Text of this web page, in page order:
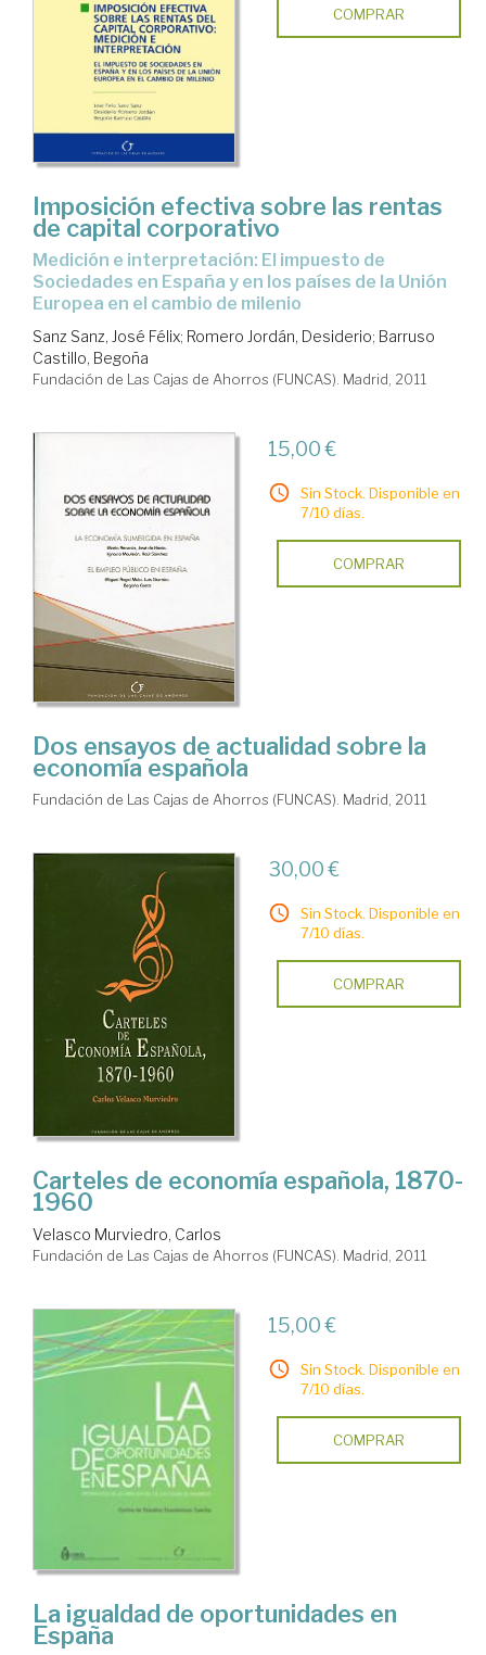
COMPRAR
Imposición efectiva sobre las rentas
de capital corporativo
medición e interpretación: El impuesto de
Sociedades en España y en los países de la Unión
Europea en el cambio de milenio
Sanz Sanz, José Félix; Romero Jordán, Desiderio; Barruso
Castillo, Begoña
Fundación de Las Cajas de Ahorros (FUNCAS). Madrid, 2011
15,00 €
Sin Stock. Disponible en
7/10 días.
COMPRAR
Dos ensayos de actualidad sobre la
economía española
Fundación de Las Cajas de Ahorros (FUNCAS). Madrid, 2011
30,00 €
Sin Stock. Disponible en
7/10 días.
COMPRAR
Carteles de economía española, 1870-
1960
Velasco Murviedro, Carlos
Fundación de Las Cajas de Ahorros (FUNCAS). Madrid, 2011
15,00 €
Sin Stock. Disponible en
7/10 días.
COMPRAR
La igualdad de oportunidades en
España